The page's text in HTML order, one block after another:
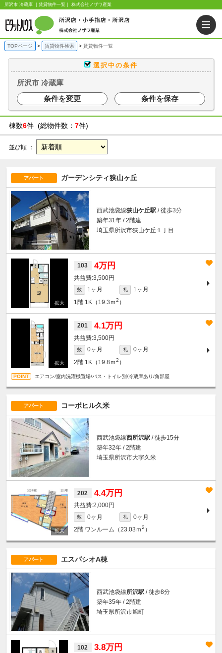
所沢市 冷蔵庫 ｜賃貸物件一覧｜ 株式会社ノザワ産業
TOPページ 賃貸物件検索 賃貸物件一覧
選択中の条件
所沢市 冷蔵庫
条件を変更
条件を保存
棟数6件 (総物件数： 7件)
並び順 ：
アパート ガーデンシティ狭山ヶ丘
西武池袋線狭山ケ丘駅 / 徒歩3分
築年31年 / 2階建
埼玉県所沢市狭山ケ丘１丁目
103 4万円
3,500円
敷 1ヶ月 礼
1ヶ月
1階 1K（19.3ｍ2 ）
201 4.1万円
3,500円
敷 0ヶ月 礼
0ヶ月
2階 1K（19.8ｍ2 ）
エアコン/室内洗濯機置場/バス・トイレ別/冷蔵庫あり/角部屋
アパート コーポヒル久米
西武池袋線西所沢駅 / 徒歩15分
築年32年 / 2階建
埼玉県所沢市大字久米
202 4.4万円
2,000円
敷 0ヶ月 礼
0ヶ月
2階 ワンルーム（23.03ｍ2 ）
アパート エスパシオA棟
西武池袋線所沢駅 / 徒歩8分
築年35年 / 2階建
埼玉県所沢市旭町
102 3.8万円